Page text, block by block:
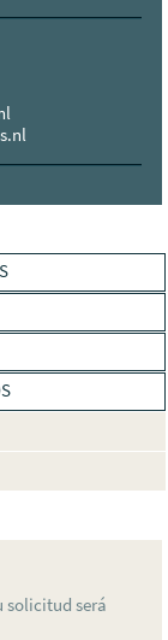
solicitud será